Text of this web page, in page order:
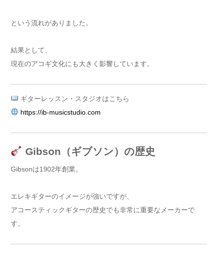
という流れがありました。
結果として、
現在のアコギ文化にも大きく影響しています。
ギターレッスン・スタジオはこちら
https://ib-musicstudio.com
Gibson（ギブソン）の歴史
Gibsonは1902年創業。
エレキギターのイメージが強いですが、
アコースティックギターの歴史でも非常に重要なメーカーで
す。